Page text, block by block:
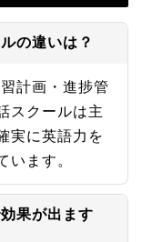
の違いは？
計画・進捗管
スクールは主
実に英語力を
います。
果が出ます